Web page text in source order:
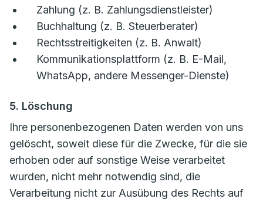
Zahlung (z. B. Zahlungsdienstleister)
Buchhaltung (z. B. Steuerberater)
Rechtsstreitigkeiten (z. B. Anwalt)
Kommunikationsplattform (z. B. E-Mail,
WhatsApp, andere Messenger-Dienste)
5. Löschung
Ihre personenbezogenen Daten werden von uns
gelöscht, soweit diese für die Zwecke, für die sie
erhoben oder auf sonstige Weise verarbeitet
wurden, nicht mehr notwendig sind, die
Verarbeitung nicht zur Ausübung des Rechts auf